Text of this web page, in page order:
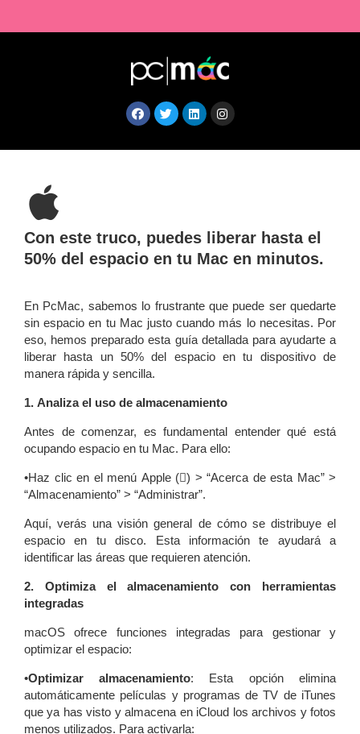
Con este truco, puedes liberar hasta el
50% del espacio en tu Mac en minutos.
En PcMac, sabemos lo frustrante que puede ser quedarte
sin espacio en tu Mac justo cuando más lo necesitas. Por
eso, hemos preparado esta guía detallada para ayudarte a
liberar hasta un 50% del espacio en tu dispositivo de
manera rápida y sencilla.
1. Analiza el uso de almacenamiento
Antes de comenzar, es fundamental entender qué está
ocupando espacio en tu Mac. Para ello:
•Haz clic en el menú Apple () > “Acerca de esta Mac” >
“Almacenamiento” > “Administrar”.
Aquí, verás una visión general de cómo se distribuye el
espacio en tu disco. Esta información te ayudará a
identificar las áreas que requieren atención.
2. Optimiza el almacenamiento con herramientas
integradas
macOS ofrece funciones integradas para gestionar y
optimizar el espacio:
•Optimizar almacenamiento: Esta opción elimina
automáticamente películas y programas de TV de iTunes
que ya has visto y almacena en iCloud los archivos y fotos
menos utilizados. Para activarla: